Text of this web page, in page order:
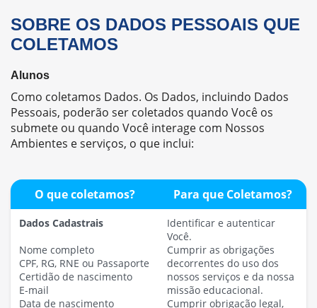
SOBRE OS DADOS PESSOAIS QUE
COLETAMOS
Alunos
Como coletamos Dados. Os Dados, incluindo Dados
Pessoais, poderão ser coletados quando Você os
submete ou quando Você interage com Nossos
Ambientes e serviços, o que inclui:
O que coletamos? Para que Coletamos?
Dados Cadastrais
Nome completo
CPF, RG, RNE ou Passaporte
Certidão de nascimento
E-mail
Data de nascimento
Identificar e autenticar
Você.
Cumprir as obrigações
decorrentes do uso dos
nossos serviços e da nossa
missão educacional.
Cumprir obrigação legal,